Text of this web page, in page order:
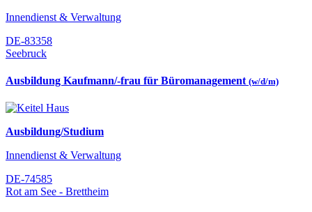
Innendienst & Verwaltung
DE-83358
Seebruck
Ausbildung Kaufmann/-frau für Büromanagement (w/d/m)
Ausbildung/Studium
Innendienst & Verwaltung
DE-74585
Rot am See - Brettheim